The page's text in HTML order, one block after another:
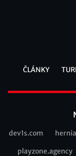
ČLÁNKY
Recommended
dev1s.com
playzone.agency